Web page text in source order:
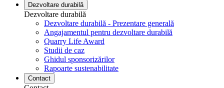
Dezvoltare durabilă
Dezvoltare durabilă
Dezvoltare durabilă - Prezentare generală
Angajamentul pentru dezvoltare durabilă
Quarry Life Award
Studii de caz
Ghidul sponsorizărilor
Rapoarte sustenabilitate
Contact